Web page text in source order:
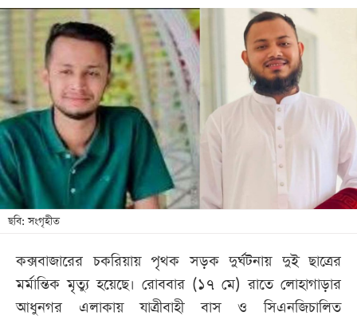
অর্থনীতি
আন্তর্জাতিক
সারাদেশ
খেলা
বিনোদন
লাইফ
স্টাইল
শিক্ষা
সব
বিভাগ
ছবি: সংগৃহীত
কক্সবাজারের চকরিয়ায় পৃথক সড়ক দুর্ঘটনায় দুই ছাত্রের
মর্মান্তিক মৃত্যু হয়েছে। রোববার (১৭ মে) রাতে লোহাগাড়ার
আধুনগর এলাকায় যাত্রীবাহী বাস ও সিএনজিচালিত